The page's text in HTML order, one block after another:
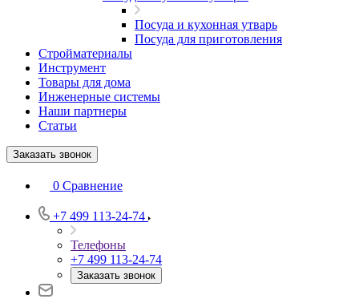
Посуда и кухонная утварь
Посуда для приготовления
Стройматериалы
Инструмент
Товары для дома
Инженерные системы
Наши партнеры
Статьи
Заказать звонок
0 Сравнение
+7 499 113-24-74
Телефоны
+7 499 113-24-74
Заказать звонок